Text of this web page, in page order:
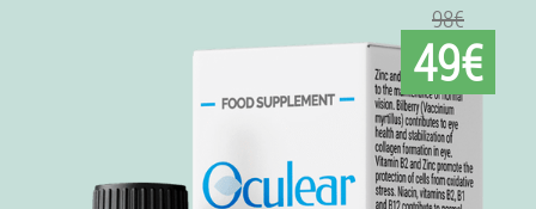
98€
49€